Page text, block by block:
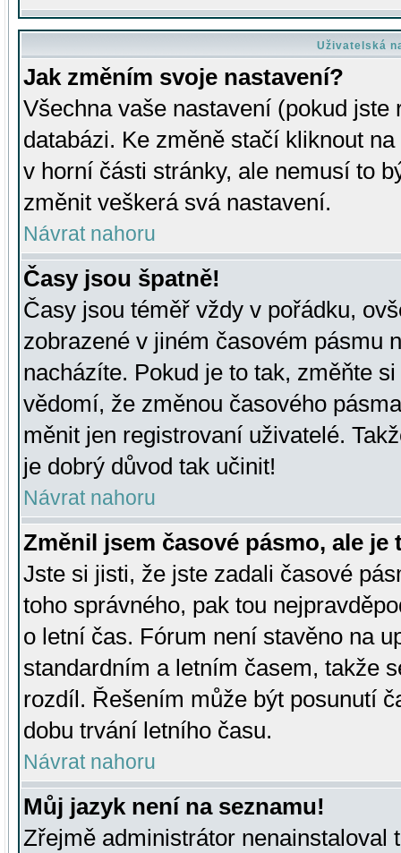
Uživatelská
Jak změním svoje nastavení?
Všechna vaše nastavení (pokud
databázi. Ke změně stačí kliknout
v horní části stránky, ale nemusí to
změnit veškerá svá nastavení.
Návrat nahoru
Časy jsou špatně!
Časy jsou téměř vždy v pořádku,
zobrazené v jiném časovém pásmu
nacházíte. Pokud je to tak, změňte
vědomí, že změnou časového
měnit jen registrovaní uživatelé.
je dobrý důvod tak učinit!
Návrat nahoru
Změnil jsem časové pásmo, ale je
Jste si jisti, že jste zadali časové
toho správného, pak tou
o letní čas. Fórum není stavěno na
standardním a letním časem, takže
rozdíl. Řešením může být posunutí
dobu trvání letního času.
Návrat nahoru
Můj jazyk není na seznamu!
Zřejmě administrátor nenainstaloval